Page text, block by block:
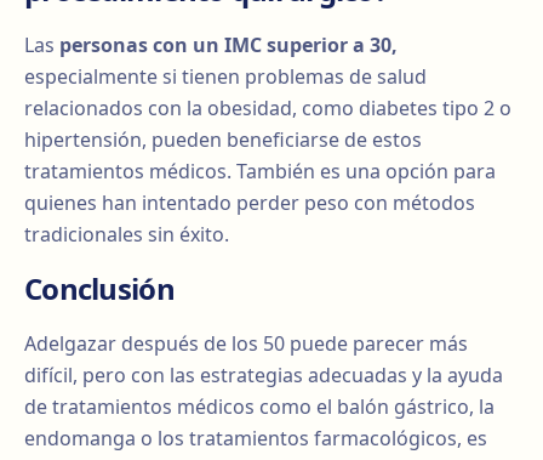
Las personas con un IMC superior a 30,
especialmente si tienen problemas de salud
relacionados con la obesidad, como diabetes tipo 2 o
hipertensión, pueden beneficiarse de estos
tratamientos médicos. También es una opción para
quienes han intentado perder peso con métodos
tradicionales sin éxito.
Conclusión
Adelgazar después de los 50 puede parecer más
difícil, pero con las estrategias adecuadas y la ayuda
de tratamientos médicos como el balón gástrico, la
endomanga o los tratamientos farmacológicos, es